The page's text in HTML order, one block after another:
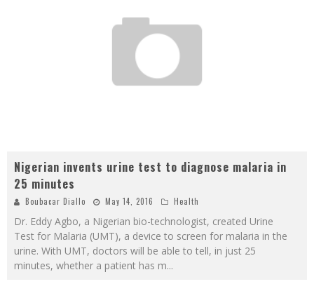
Nigerian invents urine test to diagnose malaria in
25 minutes
Boubacar Diallo May 14, 2016 Health
Dr. Eddy Agbo, a Nigerian bio-technologist, created Urine
Test for Malaria (UMT), a device to screen for malaria in the
urine. With UMT, doctors will be able to tell, in just 25
minutes, whether a patient has m...